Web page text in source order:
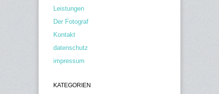
Leistungen
Der Fotograf
Kontakt
datenschutz
impressum
KATEGORIEN